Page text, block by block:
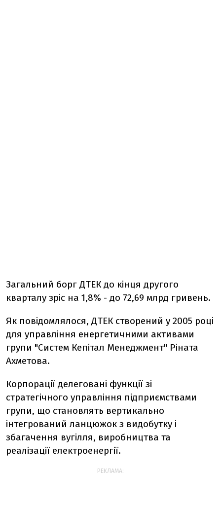
Загальний борг ДТЕК до кінця другого
кварталу зріс на 1,8% - до 72,69 млрд гривень.
Як повідомлялося, ДТЕК створений у 2005 році
для управління енергетичними активами
групи "Систем Кепітал Менеджмент" Ріната
Ахметова.
Корпорації делеговані функції зі
стратегічного управління підприємствами
групи, що становлять вертикально
інтегрований ланцюжок з видобутку і
збагачення вугілля, виробництва та
реалізації електроенергії.
РЕКЛАМА: